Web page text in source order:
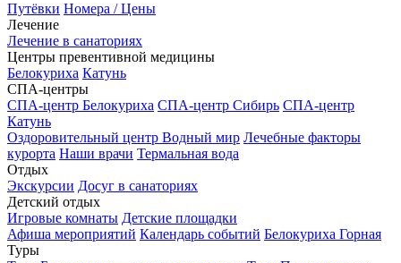
Путёвки Номера / Цены
Лечение
Лечение в санаториях
Центры превентивной медицины
Белокуриха Катунь
СПА-центры
СПА-центр Белокуриха СПА-центр Сибирь СПА-центр
Катунь
Оздоровительный центр Водный мир Лечебные факторы
курорта Наши врачи Термальная вода
Отдых
Экскурсии Досуг в санаториях
Детский отдых
Игровые комнаты Детские площадки
Афиша мероприятий Календарь событий Белокуриха Горная
Туры